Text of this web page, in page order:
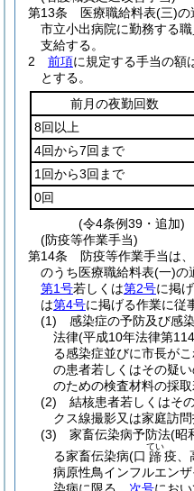
第13条
医療職給料表(三)の
市立小出病院に勤務する
支給する。
2
前項に規定する手当の額
とする。
前月の夜勤回数
8回以上
4回から7回まで
1回から3回まで
0回
(令4条例39・追加)
(防疫等作業手当)
第14条
防疫等作業手当は
のうち医療職給料表(一)の
第1号若しくは第2号に掲
は第4号に掲げる作業に従
(1)
感染症の予防及び感
法律(平成10年法律第
る感染症並びに市長が
の患者若しくはその疑
のための検査材料の採
(2)
結核患者若しくはそ
クス線撮影又は家庭訪
(3)
家畜伝染病予防法(昭
る家畜伝染病(口 蹄
てい
疫、
病原性鳥インフルエン